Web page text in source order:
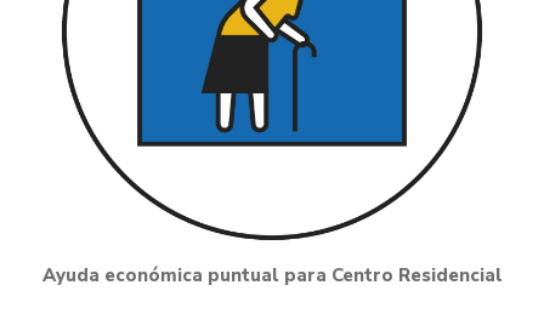
Ayuda económica puntual para Centro Residencial